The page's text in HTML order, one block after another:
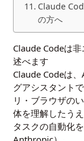
Claude
の方へ
Claude Codeは
述べます
Claude Codeは
グアシスタント
リ・ブラウザの
体を理解したう
タスクの自動化